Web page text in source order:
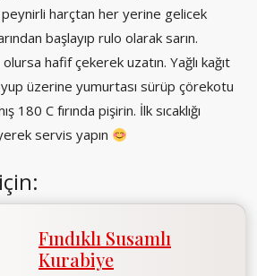
harçtan her yerine gelicek
başlayıp rulo olarak sarın.
hafif çekerek uzatın. Yağlı kağıt
üzerine yumurtası sürüp çörekotu
180 C fırında pişirin. İlk sıcaklığı
servis yapın
Fındıklı Susamlı
Kurabiye